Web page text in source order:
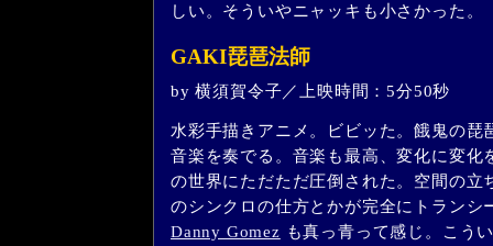
しい。そういやニャッキも小さかった。
GAKI琵琶法師
by 横須賀令子／上映時間：5分50秒
水彩手描きアニメ。ビビッた。餓鬼の琵
音楽を奏でる。音楽も最高、変化に変化
の世界にただただ圧倒された。空間の立
のシンクロの仕方とかが完全にトランシ
Danny Gomez も真っ青って感じ。こう